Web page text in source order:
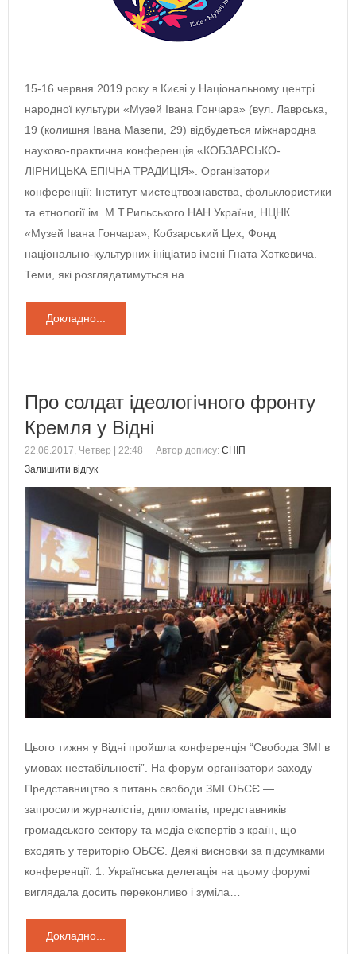
15-16 червня 2019 року в Києві у Національному центрі
народної культури «Музей Івана Гончара» (вул. Лаврська,
19 (колишня Івана Мазепи, 29) відбудеться міжнародна
науково-практична конференція «КОБЗАРСЬКО-
ЛІРНИЦЬКА ЕПІЧНА ТРАДИЦІЯ». Організатори
конференції: Інститут мистецтвознавства, фольклористики
та етнології ім. М.Т.Рильського НАН України, НЦНК
«Музей Івана Гончара», Кобзарський Цех, Фонд
національно-культурних ініціатив імені Гната Хоткевича.
Теми, які розглядатимуться на…
Докладно...
Про солдат ідеологічного фронту
Кремля у Відні
22.06.2017, Четвер | 22:48 Автор допису: СНІП
Залишити відгук
Цього тижня у Відні пройшла конференція “Свобода ЗМІ в
умовах нестабільності”. На форум організатори заходу —
Представництво з питань свободи ЗМІ ОБСЄ —
запросили журналістів, дипломатів, представників
громадського сектору та медіа експертів з країн, що
входять у територію ОБСЄ. Деякі висновки за підсумками
конференції: 1. Українська делегація на цьому форумі
виглядала досить переконливо і зуміла…
Докладно...